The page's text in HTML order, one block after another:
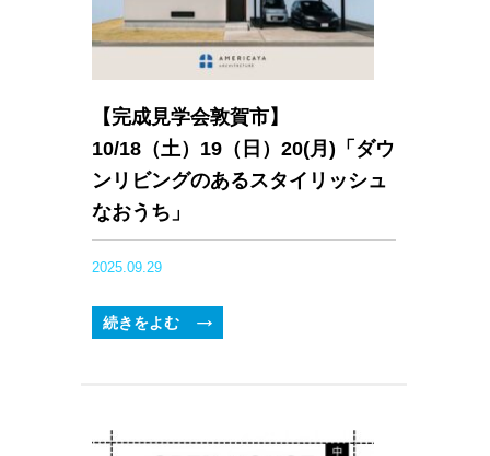
【完成見学会敦賀市】
10/18（土）19（日）20(月)「ダウ
ンリビングのあるスタイリッシュ
なおうち」
2025.09.29
続きをよむ